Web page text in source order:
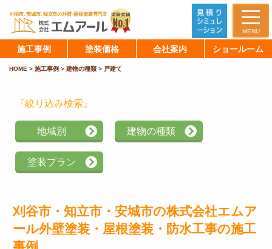
MENU
施工事例 塗装価格 会社案内 ショールーム
HOME > 施工事例 > 建物の種類 > 戸建て
『絞り込み検索』
地域別 建物の種類
塗装プラン
刈谷市・知立市・安城市の株式会社エムア
ール外壁塗装・屋根塗装・防水工事の施工